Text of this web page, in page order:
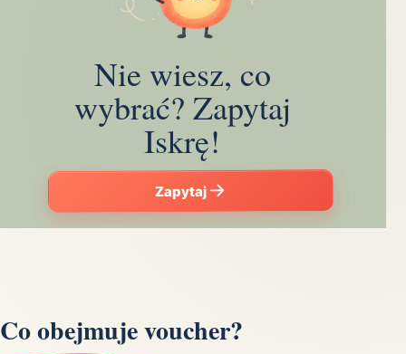
Nie wiesz, co
wybrać? Zapytaj
Iskrę!
Zapytaj
Co obejmuje voucher?